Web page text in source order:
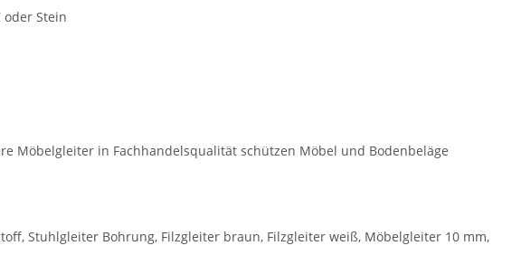
oder Stein
Möbelgleiter in Fachhandelsqualität schützen Möbel und Bodenbeläge
Stuhlgleiter Bohrung, Filzgleiter braun, Filzgleiter weiß, Möbelgleiter 10 mm,